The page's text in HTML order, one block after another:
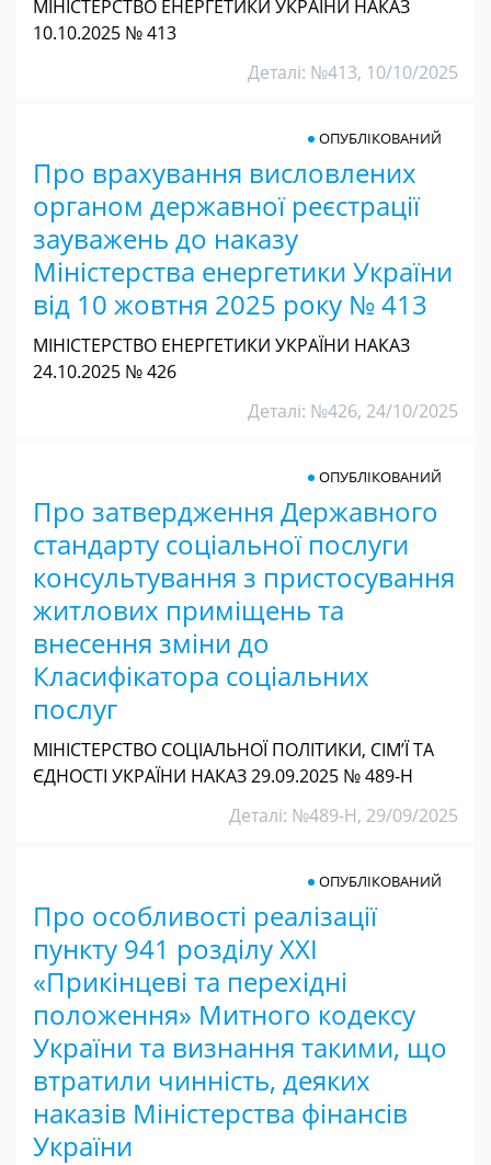
МІНІСТЕРСТВО ЕНЕРГЕТИКИ УКРАЇНИ НАКАЗ
10.10.2025 № 413
Деталі: №413, 10/10/2025
Про врахування висловлених
органом державної реєстрації
зауважень до наказу
Міністерства енергетики України
від 10 жовтня 2025 року № 413
ОПУБЛІКОВАНИЙ
МІНІСТЕРСТВО ЕНЕРГЕТИКИ УКРАЇНИ НАКАЗ
24.10.2025 № 426
Деталі: №426, 24/10/2025
Про затвердження Державного
стандарту соціальної послуги
консультування з пристосування
житлових приміщень та
внесення зміни до
Класифікатора соціальних
послуг
ОПУБЛІКОВАНИЙ
МІНІСТЕРСТВО СОЦІАЛЬНОЇ ПОЛІТИКИ, СІМ’Ї ТА
ЄДНОСТІ УКРАЇНИ НАКАЗ 29.09.2025 № 489-Н
Деталі: №489-Н, 29/09/2025
Про особливості реалізації
пункту 941 розділу XXI
«Прикінцеві та перехідні
положення» Митного кодексу
України та визнання такими, що
втратили чинність, деяких
наказів Міністерства фінансів
України
ОПУБЛІКОВАНИЙ